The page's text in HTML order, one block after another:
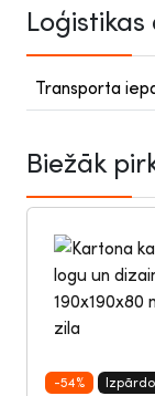
Transporta
Biežāk
-54%